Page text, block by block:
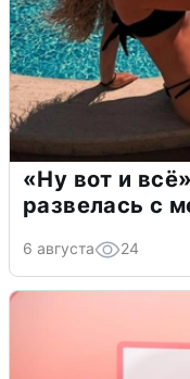
«Ну вот и
развелась с
6 августа 24